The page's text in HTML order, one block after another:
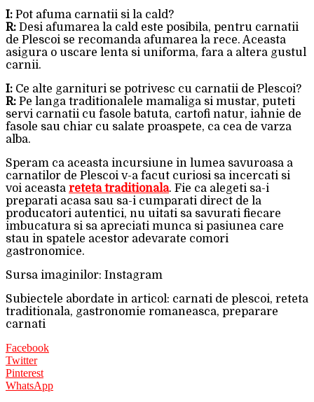
I: Pot afuma carnatii si la cald?
R: Desi afumarea la cald este posibila, pentru carnatii
de Plescoi se recomanda afumarea la rece. Aceasta
asigura o uscare lenta si uniforma, fara a altera gustul
carnii.
I: Ce alte garnituri se potrivesc cu carnatii de Plescoi?
R: Pe langa traditionalele mamaliga si mustar, puteti
servi carnatii cu fasole batuta, cartofi natur, iahnie de
fasole sau chiar cu salate proaspete, ca cea de varza
alba.
Speram ca aceasta incursiune in lumea savuroasa a
carnatilor de Plescoi v-a facut curiosi sa incercati si
voi aceasta reteta traditionala. Fie ca alegeti sa-i
preparati acasa sau sa-i cumparati direct de la
producatori autentici, nu uitati sa savurati fiecare
imbucatura si sa apreciati munca si pasiunea care
stau in spatele acestor adevarate comori
gastronomice.
Sursa imaginilor: Instagram
Subiectele abordate in articol: carnati de plescoi, reteta
traditionala, gastronomie romaneasca, preparare
carnati
Facebook
Twitter
Pinterest
WhatsApp